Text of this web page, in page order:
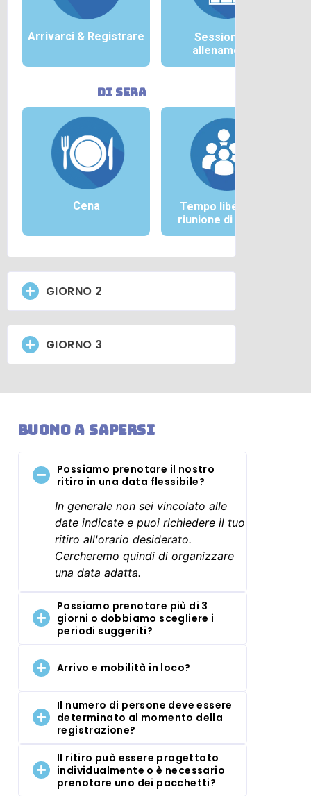
Arrivarci & Registrare
Sessione di
allenamento
di sera
Cena
Tempo libero e/o
riunione di gruppo
GIORNO 2
GIORNO 3
Buono a sapersi
Possiamo prenotare il nostro
ritiro in una data flessibile?
In generale non sei vincolato alle
date indicate e puoi richiedere il tuo
ritiro all'orario desiderato.
Cercheremo quindi di organizzare
una data adatta.
Possiamo prenotare più di 3
giorni o dobbiamo scegliere i
periodi suggeriti?
Arrivo e mobilità in loco?
Il numero di persone deve essere
determinato al momento della
registrazione?
Il ritiro può essere progettato
individualmente o è necessario
prenotare uno dei pacchetti?